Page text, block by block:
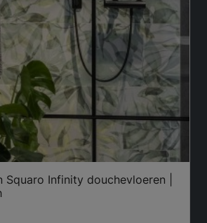
Squaro Infinity douchevloeren |